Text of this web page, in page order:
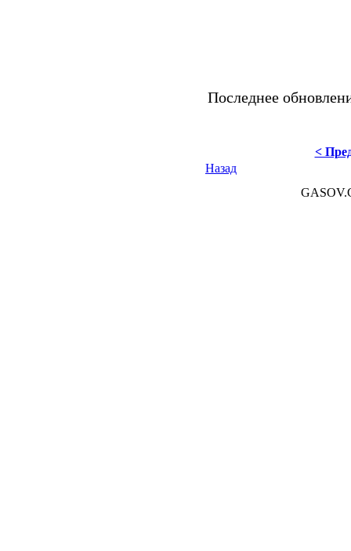
Последнее
<
Назад